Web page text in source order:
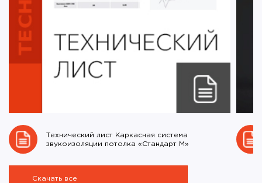
Технический лист Каркасная система
звукоизоляции потолка «Стандарт М»
Скачать все